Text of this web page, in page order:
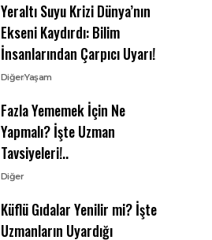
Yeraltı Suyu Krizi Dünya’nın
Ekseni Kaydırdı: Bilim
İnsanlarından Çarpıcı Uyarı!
DiğerYaşam
Fazla Yememek İçin Ne
Yapmalı? İşte Uzman
Tavsiyeleri!..
Diğer
Küflü Gıdalar Yenilir mi? İşte
Uzmanların Uyardığı